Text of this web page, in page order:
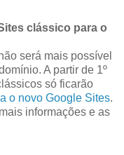
clássico para o
será mais possível
A partir de 1º
só ficarão
o novo Google Sites.
informações e as